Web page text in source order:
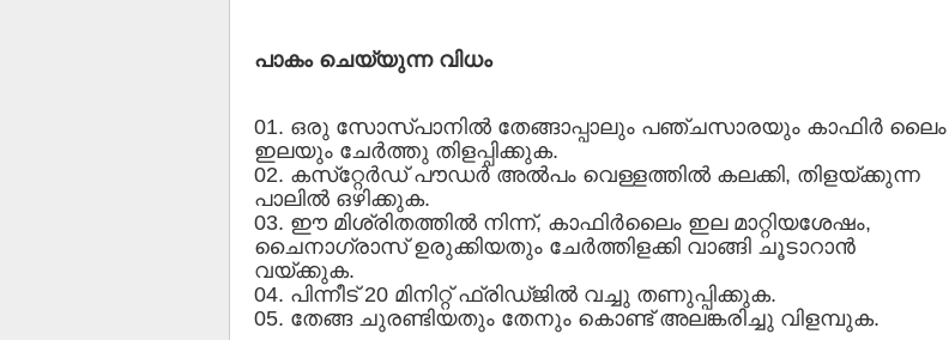
പാകം ചെയ്യുന്ന വിധം
01. ഒരു സോസ്പാനില്‍ തേങ്ങാപ്പാലും പഞ്ചസാരയും കാഫിര്‍ ലൈം
ഇലയും ചേര്‍ത്തു തിളപ്പിക്കുക.
02. കസ്‌റ്റേര്‍ഡ് പൗഡര്‍ അല്‍പം വെള്ളത്തില്‍ കലക്കി, തിളയ്ക്കുന്ന
പാലില്‍ ഒഴിക്കുക.
03. ഈ മിശ്രിതത്തില്‍ നിന്ന്, കാഫിര്‍ലൈം ഇല മാറ്റിയശേഷം,
ചൈനാഗ്രാസ് ഉരുക്കിയതും ചേര്‍ത്തിളക്കി വാങ്ങി ചൂടാറാന്‍
വയ്ക്കുക.
04. പിന്നീട് 20 മിനിറ്റ് ഫ്രിഡ്ജില്‍ വച്ചു തണുപ്പിക്കുക.
05. തേങ്ങ ചുരണ്ടിയതും തേനും കൊണ്ട് അലങ്കരിച്ചു വിളമ്പുക.